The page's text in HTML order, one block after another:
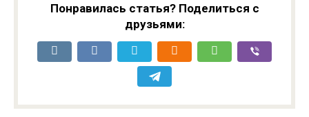
Понравилась статья? Поделиться с
друзьями: